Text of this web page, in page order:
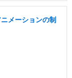
メーションの制